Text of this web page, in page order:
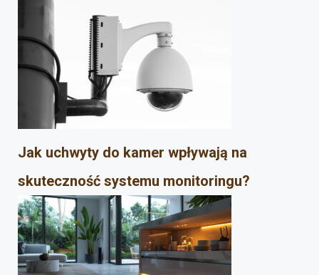
Jak uchwyty do kamer wpływają na
skuteczność systemu monitoringu?